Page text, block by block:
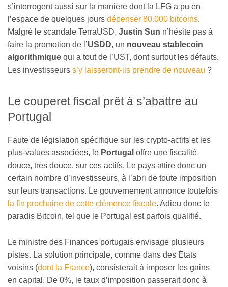
s’interrogent aussi sur la manière dont la LFG a pu en
l’espace de quelques jours dépenser 80.000 bitcoins.
Malgré le scandale TerraUSD, Justin Sun n’hésite pas à
faire la promotion de l’USDD, un nouveau stablecoin
algorithmique qui a tout de l’UST, dont surtout les défauts.
Les investisseurs s’y laisseront-ils prendre de nouveau ?
Le couperet fiscal prêt à s’abattre au
Portugal
Faute de législation spécifique sur les crypto-actifs et les
plus-values associées, le Portugal offre une fiscalité
douce, très douce, sur ces actifs. Le pays attire donc un
certain nombre d’investisseurs, à l’abri de toute imposition
sur leurs transactions. Le gouvernement annonce toutefois
la fin prochaine de cette clémence fiscale. Adieu donc le
paradis Bitcoin, tel que le Portugal est parfois qualifié.
Le ministre des Finances portugais envisage plusieurs
pistes. La solution principale, comme dans des États
voisins (dont la France), consisterait à imposer les gains
en capital. De 0%, le taux d’imposition passerait donc à